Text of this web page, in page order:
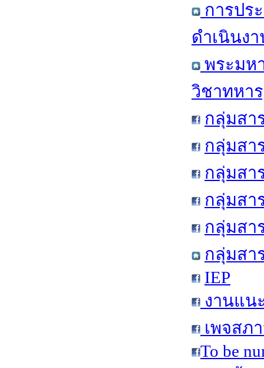
การปร
ดำเนินง
พระมห
วิชาทหา
กลุ่มสา
กลุ่มสา
กลุ่มสา
กลุ่มสา
กลุ่มสา
กลุ่มสา
IEP
งานแน
เพจสภ
To be